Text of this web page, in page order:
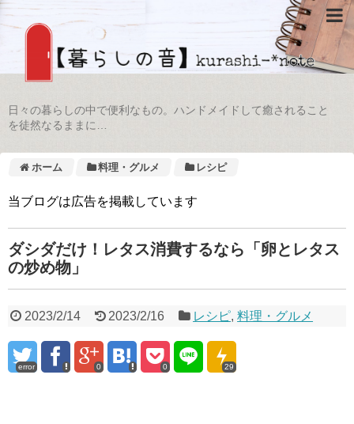
日々の暮らしの中で便利なもの。ハンドメイドして癒されること
を徒然なるままに…
ホーム 料理・グルメ レシピ
当ブログは広告を掲載しています
ダシダだけ！レタス消費するなら「卵とレタス
の炒め物」
2023/2/14 2023/2/16 レシピ,料理・グルメ
error 0 0 29